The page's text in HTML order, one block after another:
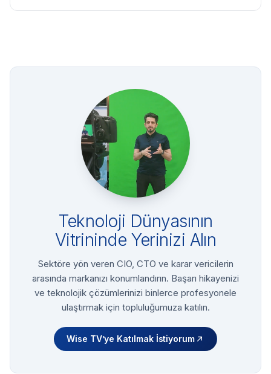
Teknoloji Dünyasının
Vitrininde Yerinizi Alın
Sektöre yön veren CIO, CTO ve karar vericilerin
arasında markanızı konumlandırın. Başarı hikayenizi
ve teknolojik çözümlerinizi binlerce profesyonele
ulaştırmak için topluluğumuza katılın.
Wise TV’ye Katılmak İstiyorum